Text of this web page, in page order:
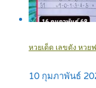
หวยเด็ด เลขดัง หว
10 กุมภาพันธ์